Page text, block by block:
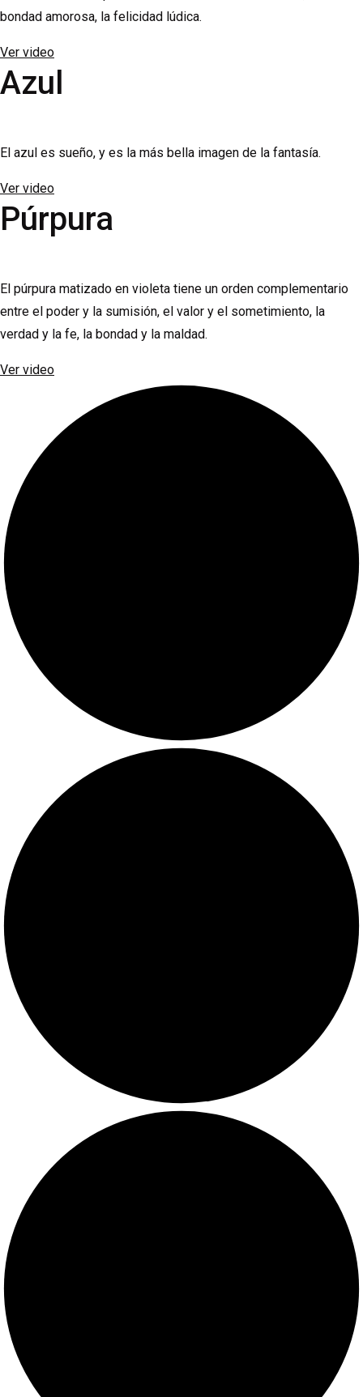
bondad amorosa, la felicidad lúdica.
Ver video
Azul
El azul es sueño, y es la más bella imagen de la fantasía.
Ver video
Púrpura
El púrpura matizado en violeta tiene un orden complementario
entre el poder y la sumisión, el valor y el sometimiento, la
verdad y la fe, la bondad y la maldad.
Ver video